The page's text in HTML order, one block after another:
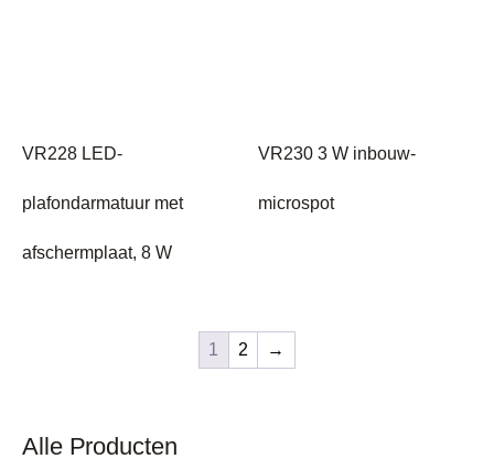
Alle Producten
VR228 LED-
plafondarmatuur met
afschermplaat, 8 W
VR230 3 W inbouw-
microspot
1 2 →